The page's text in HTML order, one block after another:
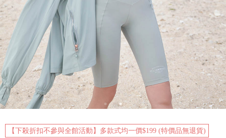
【下殺折扣不參與全館活動】多款式均一價$199 (特價品無退貨)